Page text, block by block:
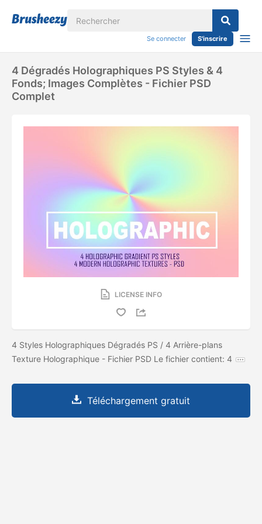
Se connecter S'inscrire
4 Dégradés Holographiques PS Styles & 4
Fonds; Images Complètes - Fichier PSD
Complet
LICENSE INFO
4 Styles Holographiques Dégradés PS / 4 Arrière-plans
Texture Holographique - Fichier PSD Le fichier contient: 4
Téléchargement gratuit